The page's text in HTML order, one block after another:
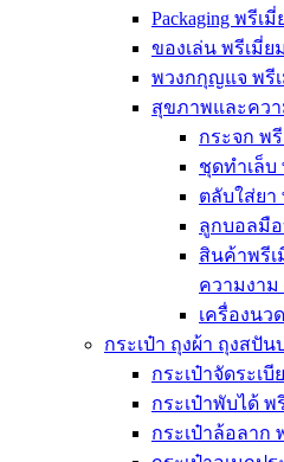
Packaging พรีเ
ของเล่น พรีเมี่ยม
พวงกกุญแจ พรี
สุขภาพและควา
กระจก พ
ชุดทำเล็บ
ตลับใส่ยา
ลูกบอลมือ
สินค้าพรีเ
ความงาม
เครื่องนว
กระเป๋า ถุงผ้า ถุงสปั
กระเป๋าจัดระเบี
กระเป๋าพับได้ พ
กระเป๋าล้อลาก